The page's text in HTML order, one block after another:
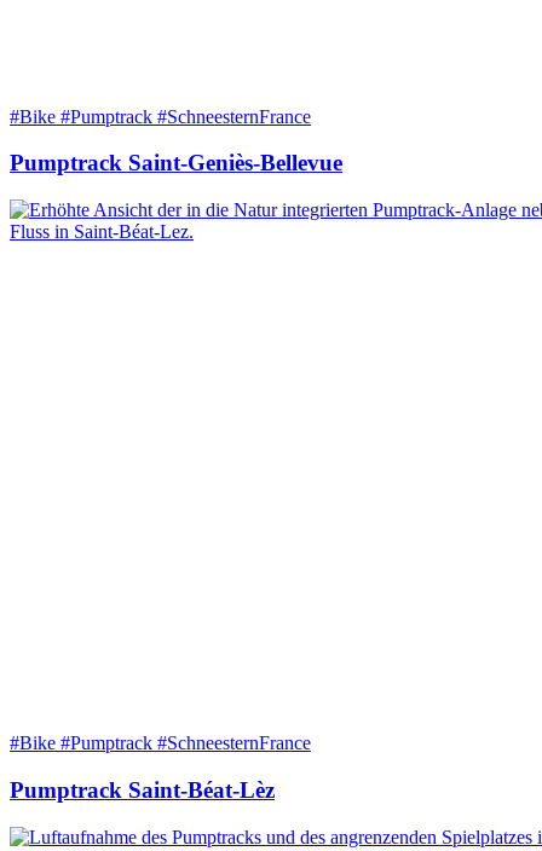
#Bike #Pumptrack #SchneesternFrance
Pumptrack Saint-Geniès-Bellevue
#Bike #Pumptrack #SchneesternFrance
Pumptrack Saint-Béat-Lèz